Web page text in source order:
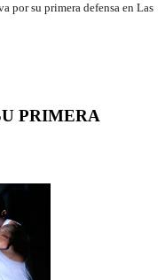
por su primera defensa en Las
PRIMERA